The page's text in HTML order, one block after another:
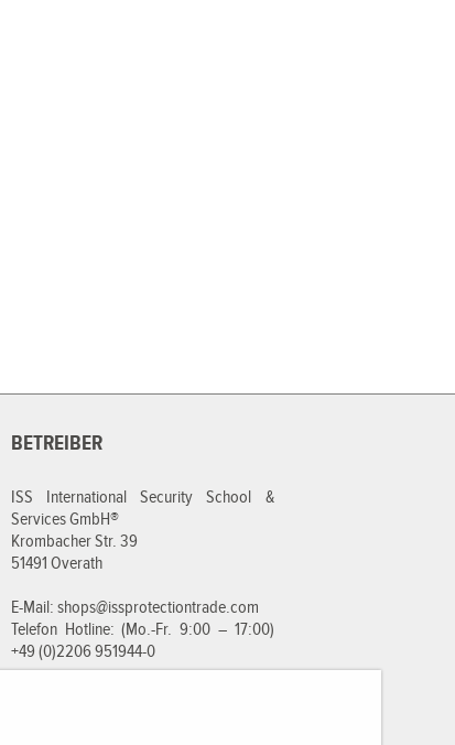
BETREIBER
ISS International Security School &
Services GmbH®
Krombacher Str. 39
51491 Overath
E-Mail: shops@issprotectiontrade.com
Telefon Hotline: (Mo.-Fr. 9:00 – 17:00)
+49 (0)2206 951944-0